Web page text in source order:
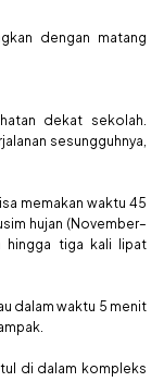
dengan matang
dekat sekolah.
sesungguhnya,
memakan waktu 45
hujan (November–
hingga tiga kali lipat
dalam waktu 5 menit
di dalam kompleks